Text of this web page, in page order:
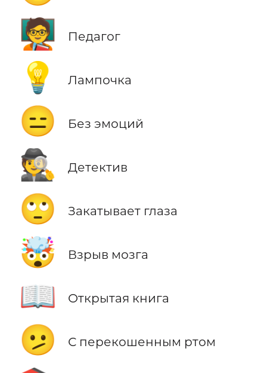
🧑‍🏫 Педагог
💡 Лампочка
😑 Без эмоций
🕵️ Детектив
🙄 Закатывает глаза
🤯 Взрыв мозга
📖 Открытая книга
🫤 С перекошенным ртом